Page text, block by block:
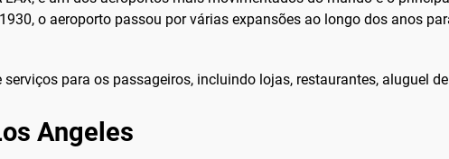
o aeroporto passou por várias expansões ao longo dos anos
para os passageiros, incluindo lojas, restaurantes, aluguel
Angeles